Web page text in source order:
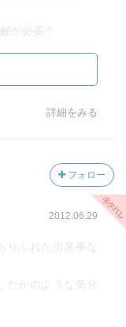
が必要？
ってか、同じも
込んでいた。例え
・・今はどれも
気がして、子供の
詳細をみる
フォロー
2012.06.29
りふれた出来事な
たかのような気分